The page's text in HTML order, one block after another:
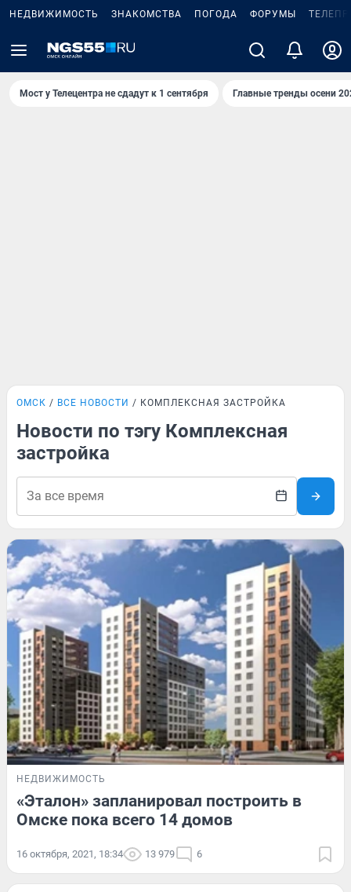
НЕДВИЖИМОСТЬ ЗНАКОМСТВА ПОГОДА ФОРУМЫ
Мост у Телецентра не сдадут к 1 сентября Главные тренды осени
ОМСК ВСЕ НОВОСТИ КОМПЛЕКСНАЯ ЗАСТРОЙКА
Новости по тэгу Комплексная
застройка
НЕДВИЖИМОСТЬ
«Эталон» запланировал построить в
Омске пока всего 14 домов
16 октября, 2021, 18:34 13 979 6